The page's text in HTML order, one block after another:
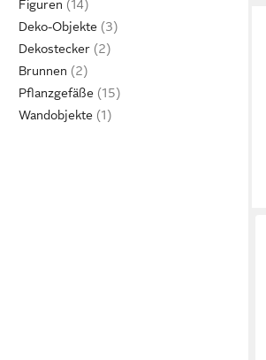
Figuren
Deko-Objekte
Dekostecker
Brunnen
Pflanzgefäße
Wandobjekte